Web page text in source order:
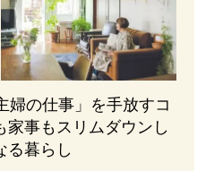
婦の仕事」を手放すコ
家事もスリムダウンし
る暮らし